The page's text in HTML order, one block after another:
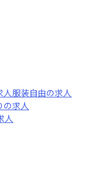
人服装自由の求人
の求人
人